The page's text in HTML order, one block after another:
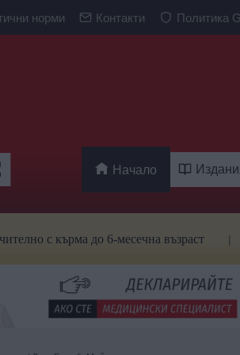
норми Контакти Политика
Начало
с кърма до 6-месечна възраст